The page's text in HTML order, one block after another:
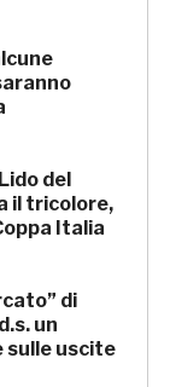
del
il tricolore,
Italia
di
un
sulle uscite